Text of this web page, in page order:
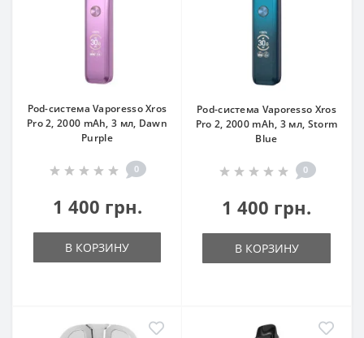
Pod-система Vaporesso Xros
Pro 2, 2000 mAh, 3 мл, Dawn
Purple
0
1 400 грн.
В КОРЗИНУ
Pod-система Vaporesso Xros
Pro 2, 2000 mAh, 3 мл, Storm
Blue
0
1 400 грн.
В КОРЗИНУ